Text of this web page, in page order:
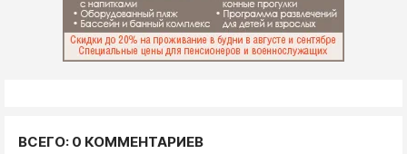
ВСЕГО: 0 КОММЕНТАРИЕВ